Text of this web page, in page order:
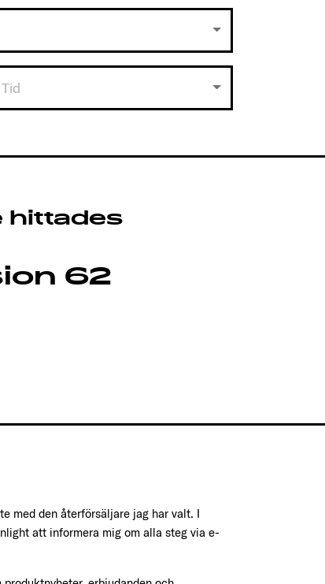
Tid
hittades
62
med den återförsäljare jag har valt. I
att informera mig om alla steg via e-